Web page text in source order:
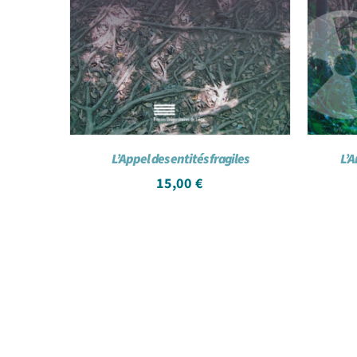
L’Appel des entités fragiles
15,00€